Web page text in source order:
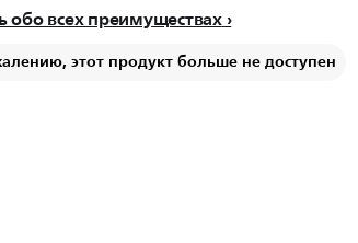
обо всех преимуществах
этот продукт больше не доступен